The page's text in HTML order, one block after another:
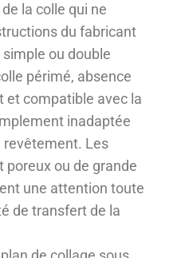
la colle qui ne
du fabricant
simple ou double
périmé, absence
et compatible avec la
inadaptée
revêtement. Les
ou de grande
une attention toute
de transfert de la